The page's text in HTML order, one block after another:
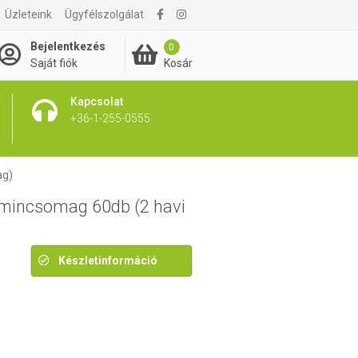
Üzleteink Ügyfélszolgálat
Bejelentkezés
Saját fiók
0
Kosár
Kapcsolat
+36-1-255-0555
19 540 Ft
60db (2 havi
Készletinformáció